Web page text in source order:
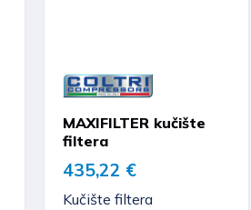
MAXIFILTER kučište
filtera
435,22 €
Kučište filtera